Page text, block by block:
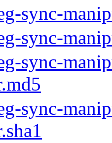
sync-
sync-
sync-
sync-